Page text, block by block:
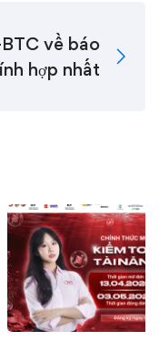
về báo
hợp nhất